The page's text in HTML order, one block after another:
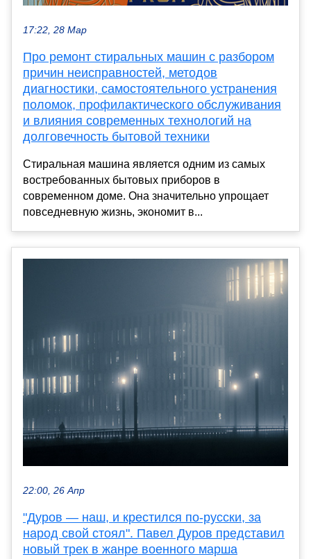
17:22, 28 Мар
Про ремонт стиральных машин с разбором
причин неисправностей, методов
диагностики, самостоятельного устранения
поломок, профилактического обслуживания
и влияния современных технологий на
долговечность бытовой техники
Стиральная машина является одним из самых
востребованных бытовых приборов в
современном доме. Она значительно упрощает
повседневную жизнь, экономит в...
22:00, 26 Апр
"Дуров — наш, и крестился по-русски, за
народ свой стоял". Павел Дуров представил
новый трек в жанре военного марша